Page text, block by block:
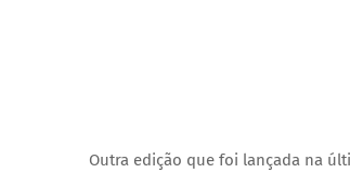
Outra edição que foi lançada na